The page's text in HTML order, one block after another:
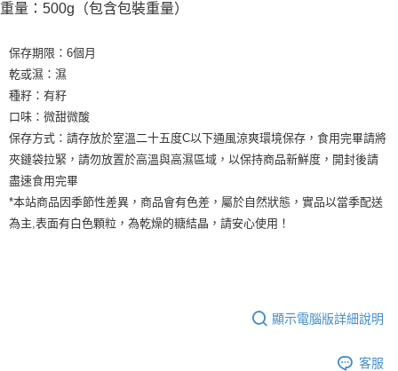
重量：500g（包含包裝重量）
保存期限：6個月
乾或濕：濕
種籽：有籽
口味：微甜微酸
保存方式：請存放於室溫二十五度C以下通風涼爽環境保存，食用完畢請將
夾鏈袋拉緊，請勿放置於高溫與高濕區域，以保持商品新鮮度，開封後請
盡速食用完畢
*本站商品因季節性差異，商品會有色差，屬於自然狀態，實品以當季配送
為主,表面有白色顆粒，為乾燥的糖結晶，請安心使用！
顯示電腦版詳細說明
客服